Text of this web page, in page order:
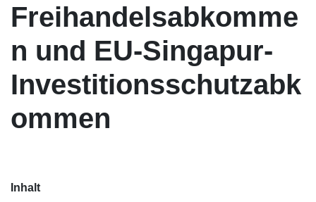
Freihandelsabkomme
n und EU-Singapur-
Investitionsschutzabk
ommen
Inhalt